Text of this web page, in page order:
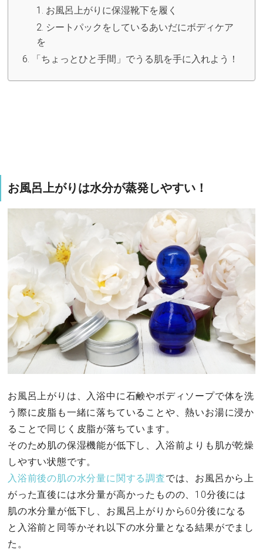
お風呂上がりに保湿靴下を履く
シートパックをしているあいだにボディケア
を
「ちょっとひと手間」でうる肌を手に入れよう！
お風呂上がりは水分が蒸発しやすい！
お風呂上がりは、入浴中に石鹸やボディソープで体を洗
う際に皮脂も一緒に落ちていることや、熱いお湯に浸か
ることで同じく皮脂が落ちています。
そのため肌の保湿機能が低下し、入浴前よりも肌が乾燥
しやすい状態です。
入浴前後の肌の水分量に関する調査では、お風呂から上
がった直後には水分量が高かったものの、10分後には
肌の水分量が低下し、お風呂上がりから60分後になる
と入浴前と同等かそれ以下の水分量となる結果がでまし
た。